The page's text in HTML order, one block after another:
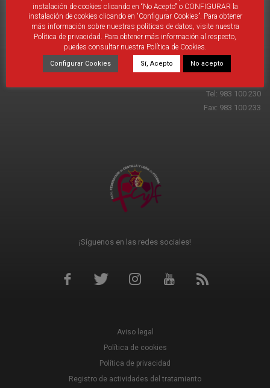
Directorio Fútbol
Directorio Fútbol Sala
Directorio Organismos
Deportivos
47195 Arroyo de la Encomienda (Valladolid)
fcylf@fcylf.es
Tel: 983 100 230
Fax: 983 100 233
¡Síguenos en las redes sociales!
Aviso legal
Política de cookies
Política de privacidad
Registro de actividades del tratamiento
instalación de cookies clicando en “No Acepto" o CONFIGURAR la
instalación de cookies clicando en “Configurar Cookies”. Para obtener
más información sobre nuestras políticas de datos, visite nuestra
Política de privacidad. Para obtener más información al respecto,
puedes consultar nuestra Política de Cookies.
Configurar Cookies Sí, Acepto No acepto